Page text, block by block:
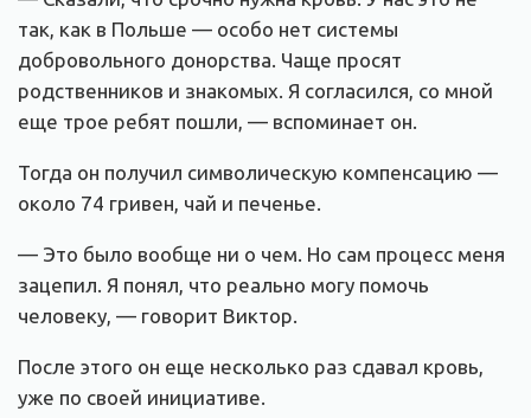
так, как в Польше — особо нет системы
добровольного донорства. Чаще просят
родственников и знакомых. Я согласился, со мной
еще трое ребят пошли, — вспоминает он.
Тогда он получил символическую компенсацию —
около 74 гривен, чай и печенье.
— Это было вообще ни о чем. Но сам процесс меня
зацепил. Я понял, что реально могу помочь
человеку, — говорит Виктор.
После этого он еще несколько раз сдавал кровь,
уже по своей инициативе.